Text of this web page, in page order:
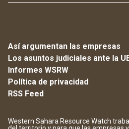
Así argumentan las empresas
Los asuntos judiciales ante la
Informes WSRW
Política de privacidad
RSS Feed
Western Sahara Resource Watch